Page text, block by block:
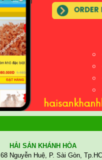
HẢI SẢN KHÁNH HÒA
68 Nguyễn Huệ, P. Sài Gòn,